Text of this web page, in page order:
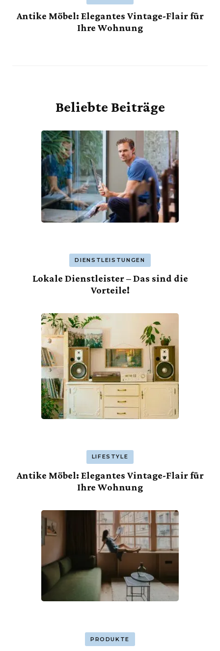
Antike Möbel: Elegantes Vintage-Flair für
Ihre Wohnung
Beliebte Beiträge
DIENSTLEISTUNGEN
Lokale Dienstleister – Das sind die
Vorteile!
LIFESTYLE
Antike Möbel: Elegantes Vintage-Flair für
Ihre Wohnung
PRODUKTE